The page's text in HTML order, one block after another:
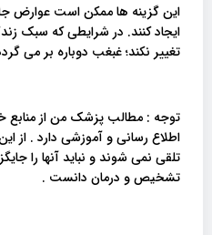
این گزینه ها ممکن است عوارض
ایجاد کنند. در شرایطی که
تغییر نکند؛ غبغب دوباره بر می
توجه : مطالب پزشک من از منابع
اطلاع رسانی و آموزشی دارد .
تلقی نمی شوند و نباید آنها را
تشخیص و درمان دانست .